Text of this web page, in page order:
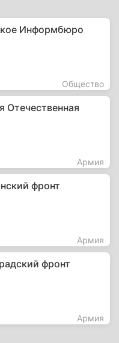
Информбюро
Общество
Отечественная
Армия
фронт
Армия
фронт
Армия